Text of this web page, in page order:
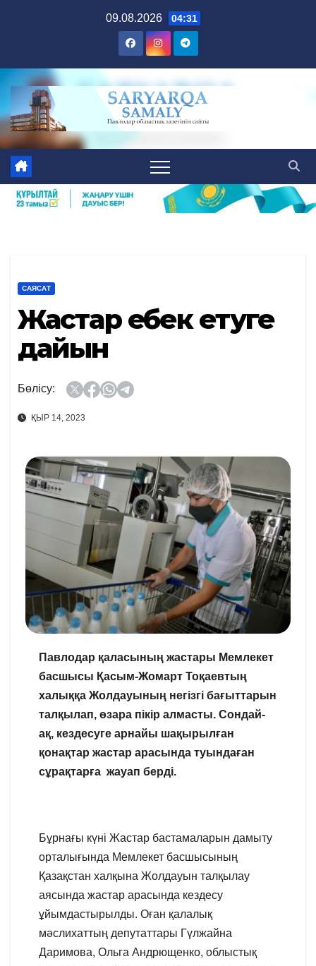
09.08.2026 04:31
САЯСАТ
Жастар еңбек етуге
дайын
Бөлісу:
ҚЫР 14, 2023
Павлодар қаласының жастары Мемлекет
басшысы Қасым-Жомарт Тоқаевтың
халыққа Жолдауының негізгі бағыттарын
талқылап, өзара пікір алмасты. Сондай-
ақ, кездесуге арнайы шақырылған
қонақтар жастар арасында туындаған
сұрақтарға жауап берді.
Бұрнағы күні Жастар бастамаларын дамыту
орталығында Мемлекет басшысының
Қазақстан халқына Жолдауын талқылау
аясында жастар арасында кездесу
ұйымдастырылды. Оған қалалық
мәслихаттың депутаттары Гүлжайна
Даримова, Ольга Андрющенко, облыстық